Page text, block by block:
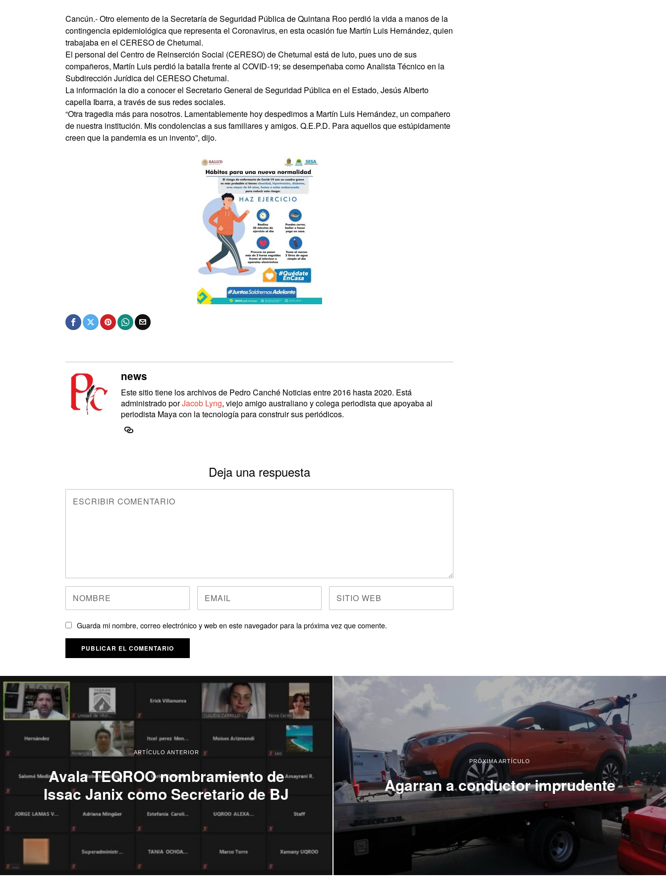
Cancún.- Otro elemento de la Secretaría de Seguridad Pública de Quintana Roo perdió la vida a manos de la
contingencia epidemiológica que representa el Coronavirus, en esta ocasión fue Martín Luis Hernández, quien
trabajaba en el CERESO de Chetumal.
El personal del Centro de Reinserción Social (CERESO) de Chetumal está de luto, pues uno de sus
compañeros, Martín Luis perdió la batalla frente al COVID-19; se desempeñaba como Analista Técnico en la
Subdirección Jurídica del CERESO Chetumal.
La información la dio a conocer el Secretario General de Seguridad Pública en el Estado, Jesús Alberto
capella Ibarra, a través de sus redes sociales.
“Otra tragedia más para nosotros. Lamentablemente hoy despedimos a Martín Luis Hernández, un compañero
de nuestra institución. Mis condolencias a sus familiares y amigos. Q.E.P.D. Para aquellos que estúpidamente
creen que la pandemia es un invento”, dijo.
news
Este sitio tiene los archivos de Pedro Canché Noticias entre 2016 hasta 2020. Está
administrado porJacob Lyng, viejo amigo australiano y colega periodista que apoyaba al
periodista Maya con la tecnología para construir sus periódicos.
Deja una respuesta
Guarda mi nombre, correo electrónico y web en este navegador para la próxima vez que comente.
ARTÍCULO ANTERIOR
Avala TEQROO nombramiento de
Issac Janix como Secretario de BJ
PRÓXIMA ARTÍCULO
Agarran a conductor imprudente